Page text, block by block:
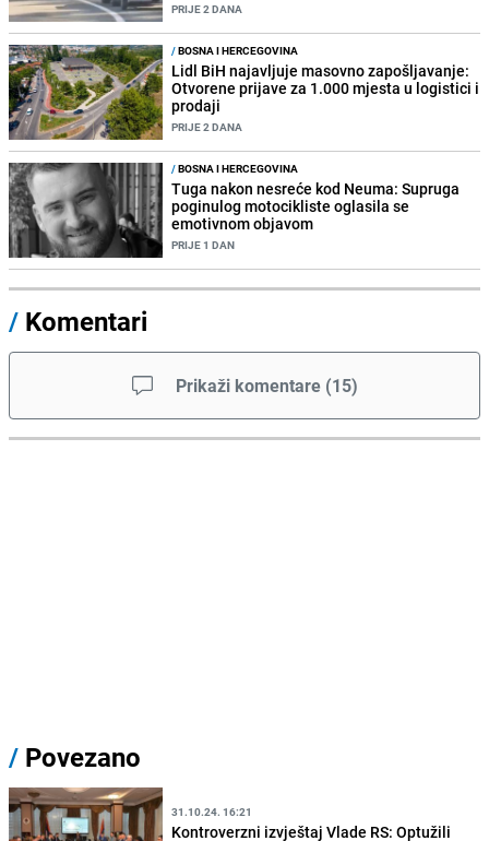
PRIJE 2 DANA
/BOSNA I HERCEGOVINA
Lidl BiH najavljuje masovno zapošljavanje:
Otvorene prijave za 1.000 mjesta u logistici i
prodaji
PRIJE 2 DANA
/BOSNA I HERCEGOVINA
Tuga nakon nesreće kod Neuma: Supruga
poginulog motocikliste oglasila se
emotivnom objavom
PRIJE 1 DAN
/ Komentari
Prikaži komentare (15)
/ Povezano
31.10.24. 16:21
Kontroverzni izvještaj Vlade RS: Optužili